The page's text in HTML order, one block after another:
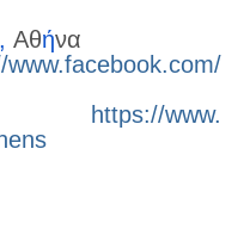
Αθήνα
www.facebook.com/
https://www.